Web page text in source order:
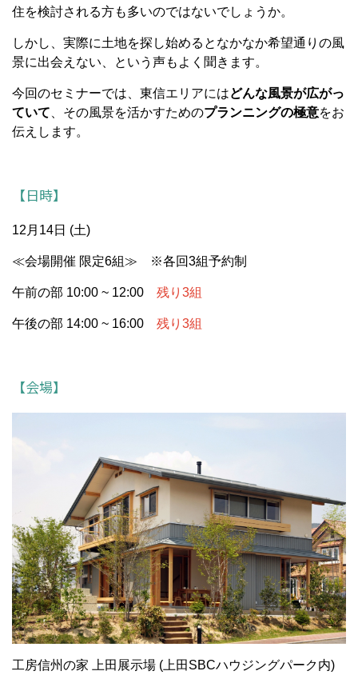
住を検討される方も多いのではないでしょうか。
しかし、実際に土地を探し始めるとなかなか希望通りの風
景に出会えない、という声もよく聞きます。
今回のセミナーでは、東信エリアにはどんな風景が広がっ
ていて 、その風景を活かすためのプランニングの極意をお
伝えします。
【日時】
12月14日 (土)
≪会場開催 限定6組≫ ※各回3組予約制
午前の部 10:00 ~ 12:00 残り3組
午後の部 14:00 ~ 16:00 残り3組
【会場】
工房信州の家 上田展示場 (上田SBCハウジングパーク内)